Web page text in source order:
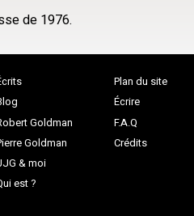
de 1976.
Goldman
Goldman
& moi
est ?
Plan du site
Écrire
F.A.Q
Crédits